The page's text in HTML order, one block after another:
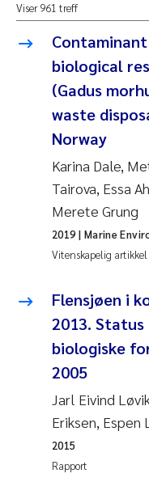
2024
2023
2022
2021
2020
2019
2017
2016
2015
2013
Yan Lin
Kristina Øie
Marianne
Charles
Eirin Aasland
Julia Szulecka
Aase
Ellen
Steen
Paul Ragnar
Viser 961 treff
biological
(Gadus
waste
Norway
Karina Dale,
Tairova, Essa
Merete Grung
Vitenskapelig artikkel
2019| Marine
Flensjøen i
2013.
biologiske
2005
Jarl Eivind
Eriksen, Espen
Rapport
2015